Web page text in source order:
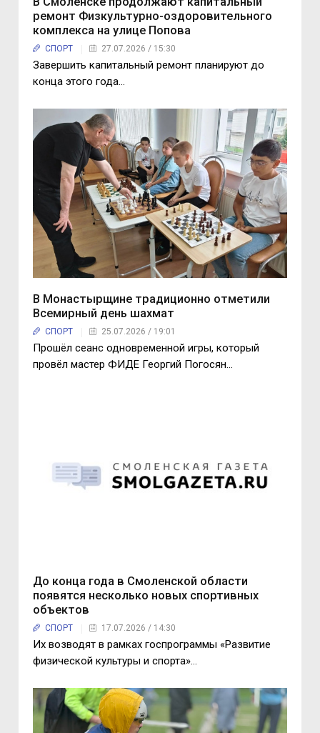
ремонт Физкультурно-оздоровительного
комплекса на улице Попова
СПОРТ 27.07.2026 / 15:30
Завершить капитальный ремонт планируют до
конца этого года…
В Монастырщине традиционно отметили
Всемирный день шахмат
СПОРТ 25.07.2026 / 19:01
Прошёл сеанс одновременной игры, который
провёл мастер ФИДЕ Георгий Погосян…
До конца года в Смоленской области
появятся несколько новых спортивных
объектов
СПОРТ 17.07.2026 / 14:30
Их возводят в рамках госпрограммы «Развитие
физической культуры и спорта»…